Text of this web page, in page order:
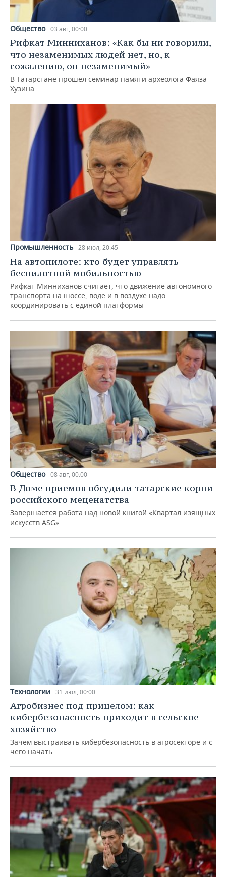
Общество 03 авг, 00:00
Рифкат Минниханов: «Как бы ни говорили,
что незаменимых людей нет, но, к
сожалению, он незаменимый»
В Татарстане прошел семинар памяти археолога Фаяза
Хузина
Промышленность 28 июл, 20:45
На автопилоте: кто будет управлять
беспилотной мобильностью
Рифкат Минниханов считает, что движение автономного
транспорта на шоссе, воде и в воздухе надо
координировать с единой платформы
Общество 08 авг, 00:00
В Доме приемов обсудили татарские корни
российского меценатства
Завершается работа над новой книгой «Квартал изящных
искусств ASG»
Технологии 31 июл, 00:00
Агробизнес под прицелом: как
кибербезопасность приходит в сельское
хозяйство
Зачем выстраивать кибербезопасность в агросекторе и с
чего начать